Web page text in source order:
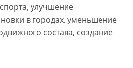
улучшение
в городах, уменьшение
состава, создание